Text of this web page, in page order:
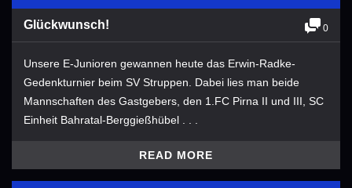
Glückwunsch! 0
Unsere E-Junioren gewannen heute das Erwin-Radke-
Gedenkturnier beim SV Struppen​. Dabei lies man beide
Mannschaften des Gastgebers, den 1.FC Pirna II und III, SC
Einheit Bahratal-Berggießhübel . . .
READ MORE